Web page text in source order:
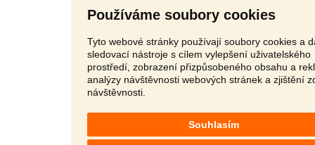
Používáme soubory cookies
Tyto webové stránky používají soubory cookies a
sledovací nástroje s cílem vylepšení uživatelského
prostředí, zobrazení přizpůsobeného obsahu a
analýzy návštěvnosti webových stránek a zjištění
návštěvnosti.
Souhlasím